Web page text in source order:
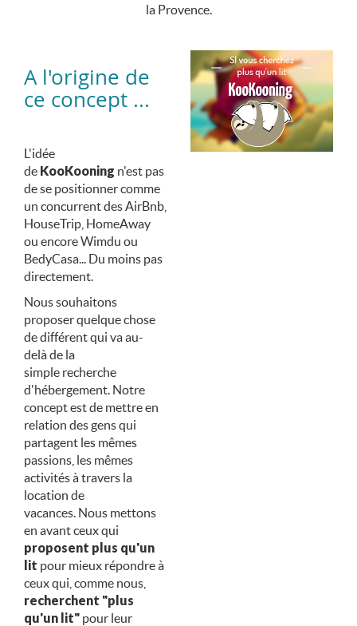
la Provence.
A l'origine de
ce concept ...
L'idée
de KooKooning n'est pas
de se positionner comme
un concurrent des AirBnb,
HouseTrip, HomeAway
ou encore Wimdu ou
BedyCasa... Du moins pas
directement.
Nous souhaitons
proposer quelque chose
de différent qui va au-
delà de la
simple recherche
d'hébergement. Notre
concept est de mettre en
relation des gens qui
partagent les mêmes
passions, les mêmes
activités à travers la
location de
vacances. Nous mettons
en avant ceux qui
proposent plus qu'un
lit pour mieux répondre à
ceux qui, comme nous,
recherchent "plus
qu'un lit" pour leur